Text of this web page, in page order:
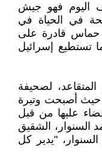
اليوم فهو جيش
في الحياة في
أصبحت حماس قادرة على
تستطيع إسرائيل
المتقاعد، لصحيفة
أصبحت وتيرة
عليها من قبل
السنوار، الشقيق
"يدير كل